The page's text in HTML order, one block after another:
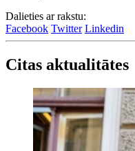
Dalieties ar rakstu:
Facebook Twitter Linkedin
Citas aktualitātes